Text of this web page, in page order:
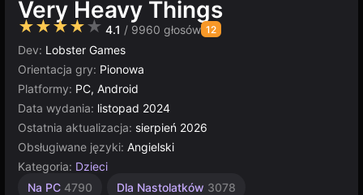
Very Heavy Things
★★★★★ 4.1 / 9960 głosów 12
Dev: Lobster Games
Orientacja gry: Pionowa
Platformy: PC, Android
Data wydania: listopad 2024
Ostatnia aktualizacja: sierpień 2026
Obsługiwane języki: Angielski
Kategoria: Dzieci
Na PC 4790 Dla Nastolatków 3078
Postacie
Nieskończoność
Zręcznościowe
Komputerowe
Rosyjskie
Dla
Multiplayer